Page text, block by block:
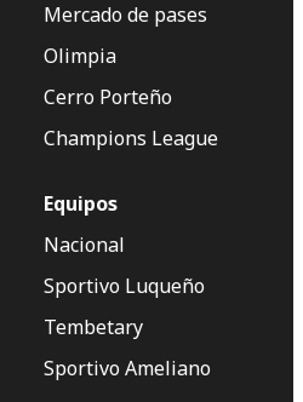
Mercado de pases
Olimpia
Cerro Porteño
Champions League
Equipos
Nacional
Sportivo Luqueño
Tembetary
Sportivo Ameliano